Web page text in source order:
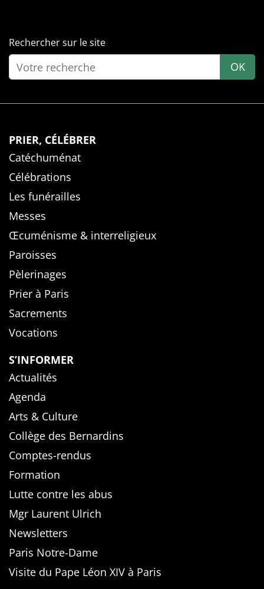
Rechercher sur le site
OK
PRIER, CÉLÉBRER
Catéchuménat
Célébrations
Les funérailles
Messes
Œcuménisme & interreligieux
Paroisses
Pèlerinages
Prier à Paris
Sacrements
Vocations
S’INFORMER
Actualités
Agenda
Arts & Culture
Collège des Bernardins
Comptes-rendus
Formation
Lutte contre les abus
Mgr Laurent Ulrich
Newsletters
Paris Notre-Dame
Visite du Pape Léon XIV à Paris